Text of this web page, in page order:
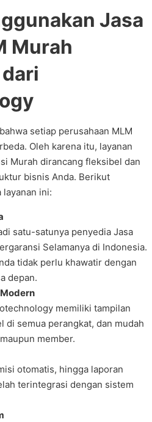
Jasa
Murah
setiap perusahaan MLM
Oleh karena itu, layanan
Murah dirancang fleksibel dan
bisnis Anda. Berikut
layanan ini:
satu-satunya penyedia Jasa
Selamanya di Indonesia.
tidak perlu khawatir dengan
depan.
memiliki tampilan
di semua perangkat, dan mudah
member.
otomatis, hingga laporan
terintegrasi dengan sistem